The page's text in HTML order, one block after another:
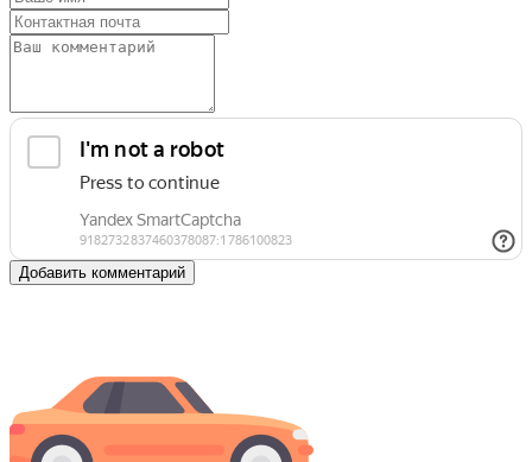
Добавить комментарий